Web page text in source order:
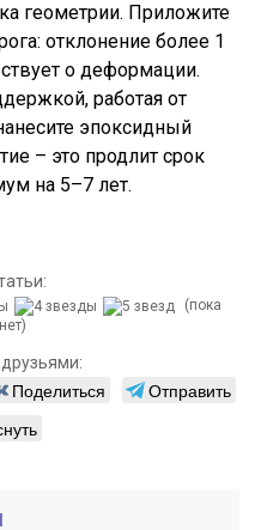
геометрии. Приложите
отклонение более 1
о деформации.
работая от
эпоксидный
– это продлит срок
на 5–7 лет.
(пока
Поделиться
Отправить